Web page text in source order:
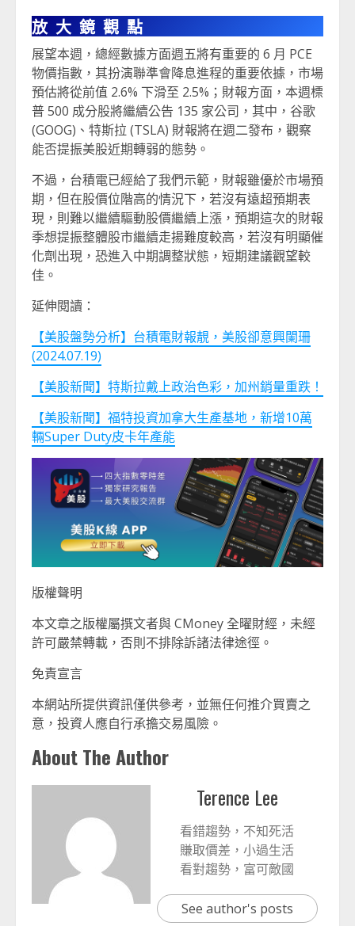
放大鏡觀點
展望本週，總經數據方面週五將有重要的 6 月 PCE
物價指數，其扮演聯準會降息進程的重要依據，市場
預估將從前值 2.6% 下滑至 2.5%；財報方面，本週標
普 500 成分股將繼續公告 135 家公司，其中，谷歌
(GOOG)、特斯拉 (TSLA) 財報將在週二發布，觀察
能否提振美股近期轉弱的態勢。
不過，台積電已經給了我們示範，財報雖優於市場預
期，但在股價位階高的情況下，若沒有遠超預期表
現，則難以繼續驅動股價繼續上漲，預期這次的財報
季想提振整體股市繼續走揚難度較高，若沒有明顯催
化劑出現，恐進入中期調整狀態，短期建議觀望較
佳。
延伸閱讀：
【美股盤勢分析】台積電財報靚，美股卻意興闌珊
(2024.07.19)
【美股新聞】特斯拉戴上政治色彩，加州銷量重跌！
【美股新聞】福特投資加拿大生產基地，新增10萬
輛Super Duty皮卡年產能
版權聲明
本文章之版權屬撰文者與 CMoney 全曜財經，未經
許可嚴禁轉載，否則不排除訴諸法律途徑。
免責宣言
本網站所提供資訊僅供參考，並無任何推介買賣之
意，投資人應自行承擔交易風險。
About The Author
Terence Lee
看錯趨勢，不知死活
賺取價差，小過生活
看對趨勢，富可敵國
See author's posts